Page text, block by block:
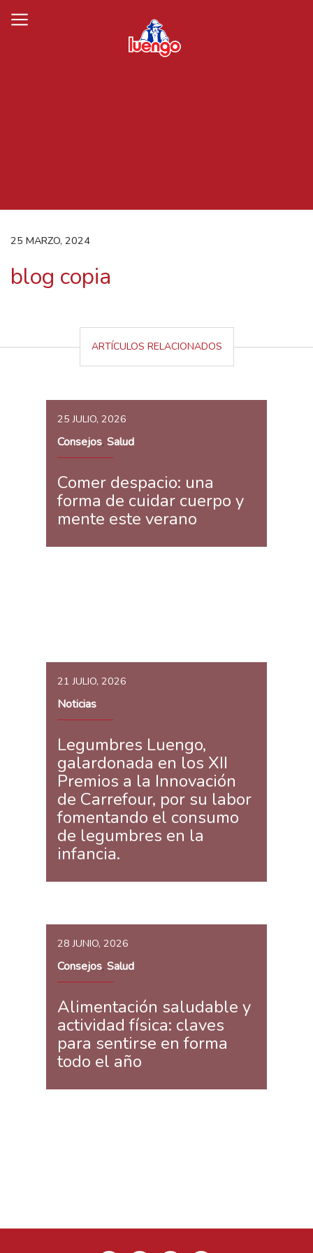
25 MARZO, 2024
blog copia
ARTÍCULOS RELACIONADOS
25 JULIO, 2026
Consejos, Salud
Comer despacio: una
forma de cuidar cuerpo y
mente este verano
21 JULIO, 2026
Noticias
Legumbres Luengo,
galardonada en los XII
Premios a la Innovación
de Carrefour, por su labor
fomentando el consumo
de legumbres en la
infancia.
28 JUNIO, 2026
Consejos, Salud
Alimentación saludable y
actividad física: claves
para sentirse en forma
todo el año